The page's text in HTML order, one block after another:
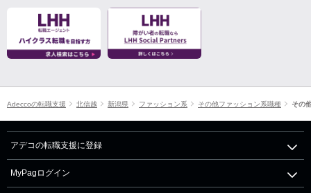
Adeccoの転職支援 北信越 新潟県 ファッション系 その他ファッション系職種 その
アデコの転職支援に登録
MyPagログイン